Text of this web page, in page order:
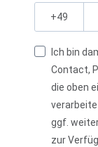
Ich bin
Contact,
die oben
ggf.
zur